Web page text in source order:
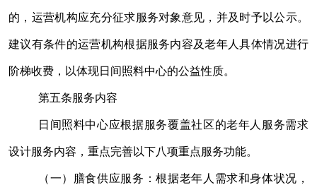
的，运营机构应充分征求服务对象意见，并及时予以公示。
建议有条件的运营机构根据服务内容及老年人具体情况进行
阶梯收费，以体现日间照料中心的公益性质。
第五条服务内容
日间照料中心应根据服务覆盖社区的老年人服务需求
设计服务内容，重点完善以下八项重点服务功能。
（一）膳食供应服务：根据老年人需求和身体状况，